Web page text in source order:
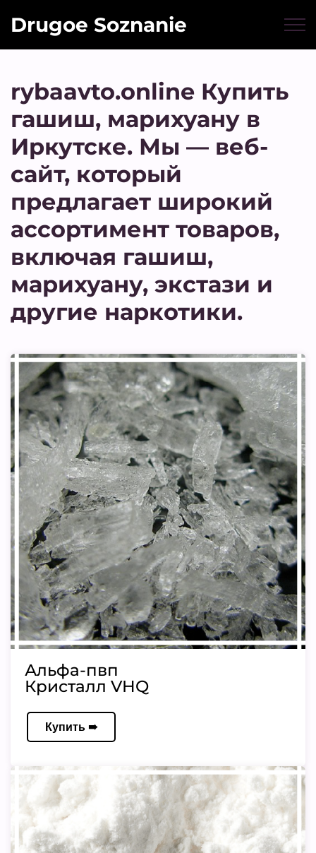
Drugoe Soznanie
rybaavto.online Купить
гашиш, марихуану в
Иркутске. Мы — веб-
сайт, который
предлагает широкий
ассортимент товаров,
включая гашиш,
марихуану, экстази и
другие наркотики.
Альфа-пвп
Кристалл VHQ
Купить ➠